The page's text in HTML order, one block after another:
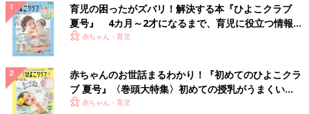
育児の困ったがズバリ！解決する本『ひよこクラブ
夏号』 4カ月～2才になるまで、育児に役立つ情報が
いっぱい！
赤ちゃん・育児
赤ちゃんのお世話まるわかり！『初めてのひよこクラ
ブ 夏号』〈巻頭大特集〉初めての授乳がうまくい
く！ おっぱい・ミルクの基本と夏のトラブル 解決テ
赤ちゃん・育児